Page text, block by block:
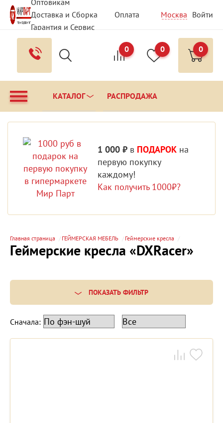
Оптовикам
Доставка и Сборка
Оплата
Гарантия и Сервис
Вопрос - Ответ
Контакты
Москва Войти
0 0 0
КАТАЛОГ РАСПРОДАЖА
1 000 ₽ в ПОДАРОК на
первую покупку
каждому!
Как получить 1000₽?
Главная страница ГЕЙМЕРСКАЯ МЕБЕЛЬ Геймерские кресла
Геймерские кресла «DXRacer»
ПОКАЗАТЬ ФИЛЬТР
Сначала: